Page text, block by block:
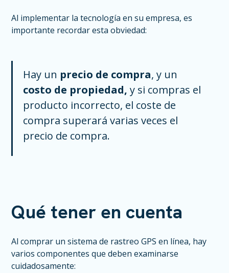
Al implementar la tecnología en su empresa, es
importante recordar esta obviedad:
Hay un precio de compra, y un
costo de propiedad, y si compras el
producto incorrecto, el coste de
compra superará varias veces el
precio de compra.
Qué tener en cuenta
Al comprar un sistema de rastreo GPS en línea, hay
varios componentes que deben examinarse
cuidadosamente: